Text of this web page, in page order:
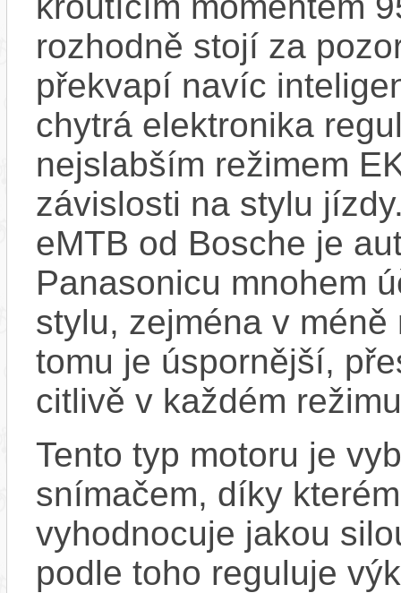
rozhodně stojí za
překvapí navíc
chytrá elektronika
nejslabším režimem
závislosti na stylu
eMTB od Bosche je
Panasonicu mnohem
stylu, zejména v
tomu je úspornější,
citlivě v každém
Tento typ motoru je
snímačem, díky
vyhodnocuje jakou
podle toho reguluje